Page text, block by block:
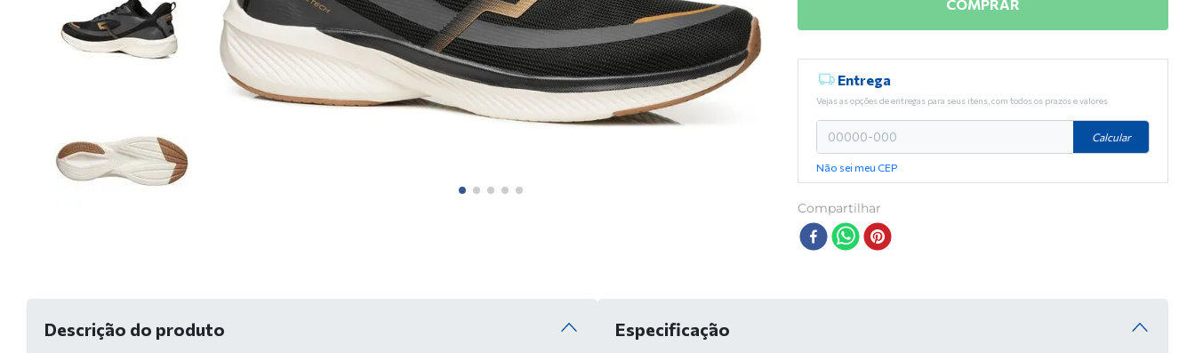
COMPRAR
Entrega
Vejas as opções de entregas para seus itens, com todos os prazos e valores
Calcular
Não sei meu CEP
Compartilhar
Descrição do produto Especificação